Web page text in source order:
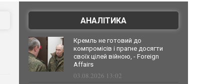
АНАЛІТИКА
Кремль не готовий до
компромісів і прагне досягти
своїх цілей війною, - Foreign
Affairs
03.08.2026 13:02